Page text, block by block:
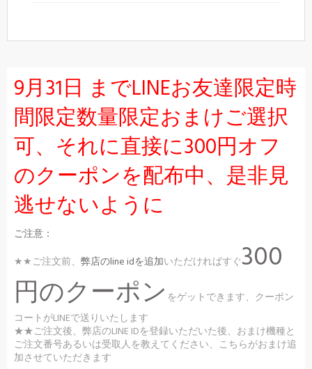
9月31日 までLINEお友達限定時
間限定数量限定おまけご選択
可、それに直接に300円オフ
のクーポンを配布中、是非見
逃せないように
ご注意：
★★ご注文前、 弊店のline idを追加いただければすぐ300
円のクーポン をゲットできます、クーポン
コートがLINEで送りいたします
★★ご注文後、弊店のLINE IDを登録いただいた後、おまけ機種と
ご注文番号あるいは受取人を教えてください、こちらがおまけ追
加させていただきます